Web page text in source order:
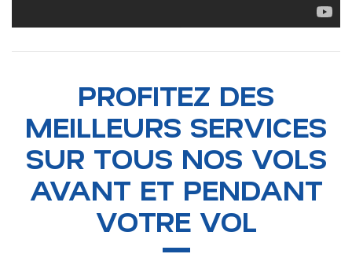
PROFITEZ DES
MEILLEURS SERVICES
SUR TOUS NOS VOLS
AVANT ET PENDANT
VOTRE VOL